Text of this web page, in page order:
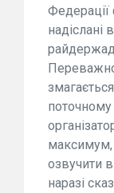
Федерації
надіслані
поточному
максимум,
озвучити
наразі